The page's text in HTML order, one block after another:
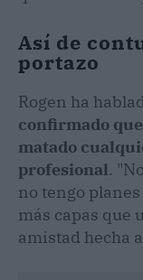
Así de
portazo
Rogen ha
confirmado
matado
profesional.
no tengo
más capas que
amistad hecha